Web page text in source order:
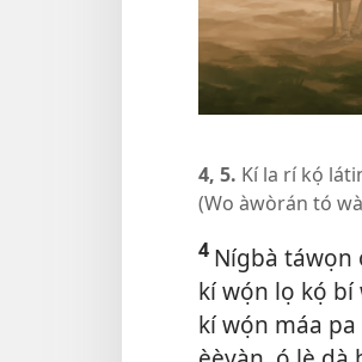
4, 5. Kí la rí kọ́
(Wo àwòrán tó
4 Nígbà táwọn
kí wọ́n lọ kọ́ bí
kí wọ́n máa